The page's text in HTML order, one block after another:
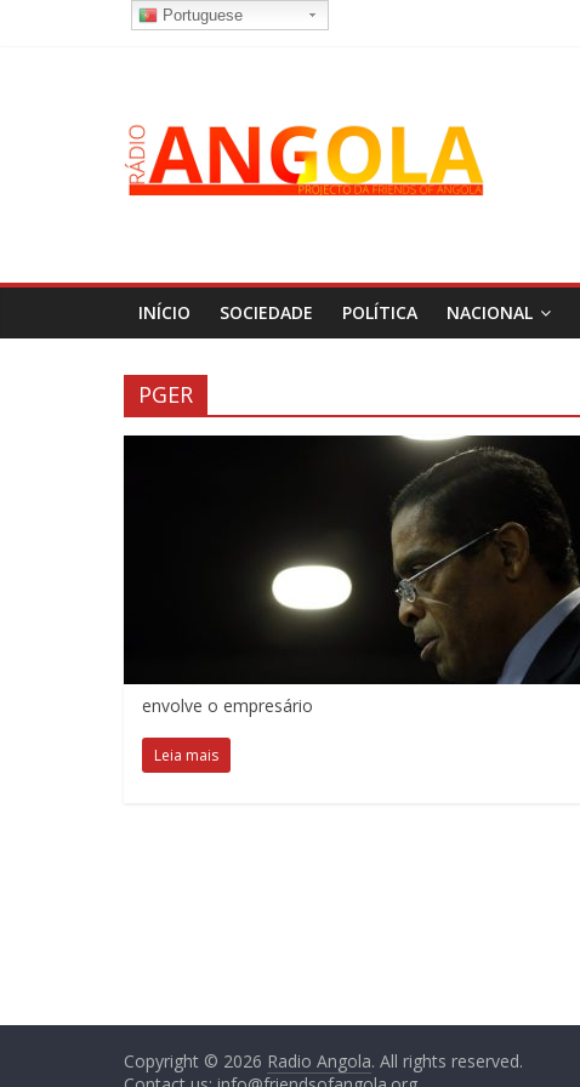
INÍCIO SOCIEDADE POLÍTICA NACIONAL
PGER
envolve o empresário
Leia mais
Copyright © 2026 Radio Angola. All rights reserved.
Portuguese